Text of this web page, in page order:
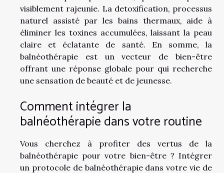
visiblement rajeunie. La detoxification, processus
naturel assisté par les bains thermaux, aide à
éliminer les toxines accumulées, laissant la peau
claire et éclatante de santé. En somme, la
balnéothérapie est un vecteur de bien-être
offrant une réponse globale pour qui recherche
une sensation de beauté et de jeunesse.
Comment intégrer la
balnéothérapie dans votre routine
Vous cherchez à profiter des vertus de la
balnéothérapie pour votre bien-être ? Intégrer
un protocole de balnéothérapie dans votre vie de